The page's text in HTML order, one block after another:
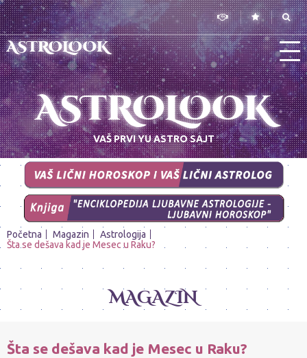
ASTROLOOK
ASTROLOOK
VAŠ PRVI YU ASTRO SAJT
Početna Magazin
Astrologija
Šta se dešava kad je Mesec u Raku?
MAGAZIN
Šta se dešava kad je Mesec u Raku?